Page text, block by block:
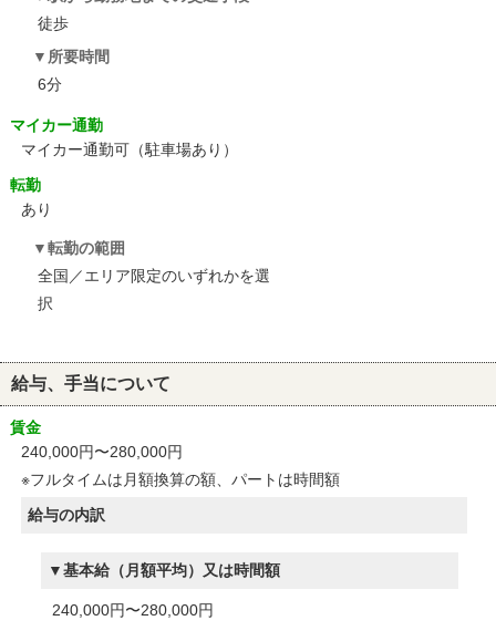
徒歩
所要時間
6分
マイカー通勤
マイカー通勤可（駐車場あり）
転勤
あり
転勤の範囲
全国／エリア限定のいずれかを選
択
給与、手当について
賃金
240,000円〜280,000円
※フルタイムは月額換算の額、パートは時間額
給与の内訳
基本給（月額平均）又は時間額
240,000円〜280,000円